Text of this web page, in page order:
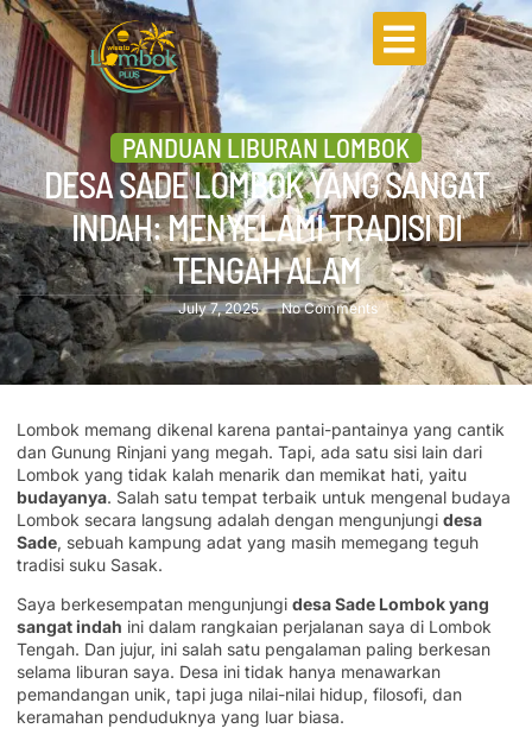
PANDUAN LIBURAN LOMBOK
DESA SADE LOMBOK YANG SANGAT
INDAH: MENYELAMI TRADISI DI
TENGAH ALAM
July 7, 2025 No Comments
Lombok memang dikenal karena pantai-pantainya yang cantik
dan Gunung Rinjani yang megah. Tapi, ada satu sisi lain dari
Lombok yang tidak kalah menarik dan memikat hati, yaitu
budayanya. Salah satu tempat terbaik untuk mengenal budaya
Lombok secara langsung adalah dengan mengunjungi desa
Sade, sebuah kampung adat yang masih memegang teguh
tradisi suku Sasak.
Saya berkesempatan mengunjungi desa Sade Lombok yang
sangat indah ini dalam rangkaian perjalanan saya di Lombok
Tengah. Dan jujur, ini salah satu pengalaman paling berkesan
selama liburan saya. Desa ini tidak hanya menawarkan
pemandangan unik, tapi juga nilai-nilai hidup, filosofi, dan
keramahan penduduknya yang luar biasa.